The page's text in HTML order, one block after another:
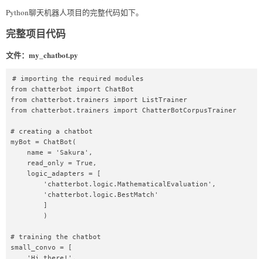
Python聊天机器人项目的完整代码如下。
完整项目代码
文件：my_chatbot.py
# importing the required modules
from chatterbot import ChatBot
from chatterbot.trainers import ListTrainer
from chatterbot.trainers import ChatterBotCorpusTrainer
# creating a chatbot
myBot = ChatBot(
# training the chatbot
small_convo = [